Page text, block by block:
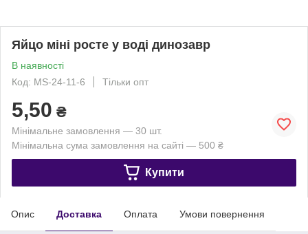
Яйцо міні росте у воді динозавр
В наявності
Код: MS-24-11-6
Тільки опт
5,50 ₴
Мінімальне замовлення — 30 шт.
Мінімальна сума замовлення на сайті — 500 ₴
Купити
Опис Доставка Оплата Умови повернення